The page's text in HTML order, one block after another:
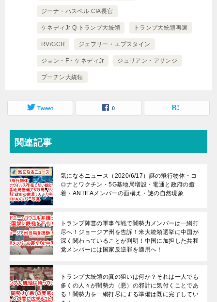
ジーナ・ハスペル CIA長官
ケネディJr Q トランプ大統領 トランプ大統領再選
RV/GCR ジェフリー・エプスタイン
ジョン・F・ケネディJr ジュリアン・アサンジ
プーチン大統領
Tweet 0
関連記事
気になるニュース（2020/6/17）謎の飛行物体・コ
ロナとワクチン・5G基地局増設・電通と政府の癒
着・ANTIFAメンバーの面構え・謎の自然現象
トランプ陣営の軍事作戦で闇勢力メンバーは一網打
尽へ！ジョージア州を告訴！米大統領選挙に中国が
深く関わっていることが判明！中国に加担した共和
党メンバーには国家反逆罪を適用へ！
トランプ大統領の真の狙いは何か？それは一人でも
多くの人々が闇勢力（悪）の邪計に気付くことであ
る！闇勢力を一網打尽にする準備は既に完了してい